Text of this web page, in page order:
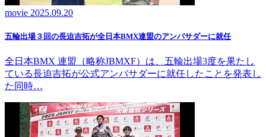
movie 2025.09.20
五輪出場３回の長迫吉拓が全日本BMX連盟のアンバサダーに就任
全日本BMX 連盟（略称JBMXF）は、五輪出場3度を果たし
ている長迫吉拓が公式アンバサダーに就任したことを発表し
た同時…